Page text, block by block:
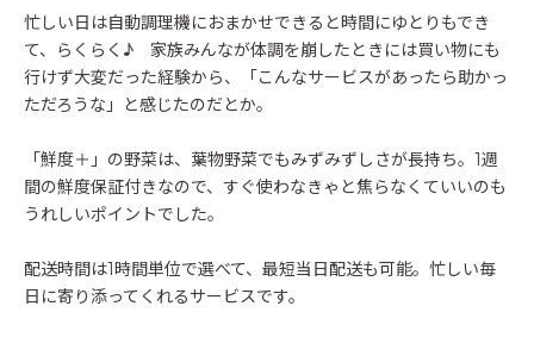
忙しい日は自動調理機におまかせできると時間にゆとりもでき
て、らくらく♪ 家族みんなが体調を崩したときには買い物にも
行けず大変だった経験から、「こんなサービスがあったら助かっ
ただろうな」と感じたのだとか。
「鮮度＋」の野菜は、葉物野菜でもみずみずしさが長持ち。1週
間の鮮度保証付きなので、すぐ使わなきゃと焦らなくていいのも
うれしいポイントでした。
配送時間は1時間単位で選べて、最短当日配送も可能。忙しい毎
日に寄り添ってくれるサービスです。